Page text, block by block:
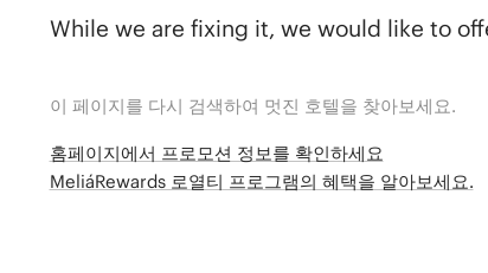
While we are fixing it, we would like to
이 페이지를 다시 검색하여 멋진 호텔을 찾아보세요.
홈페이지에서 프로모션 정보를 확인하세요
MeliáRewards 로열티 프로그램의 혜택을 알아보세요.